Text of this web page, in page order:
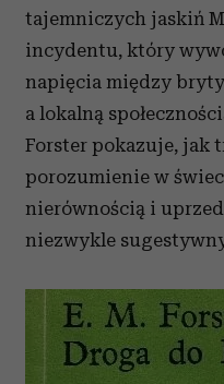
tajemniczych jaskiń
incydentu, który
napięcia między
a lokalną
Forster pokazuje, jak
porozumienie w
nierównością i
niezwykle